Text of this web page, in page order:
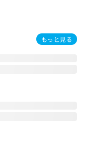
もっと見る